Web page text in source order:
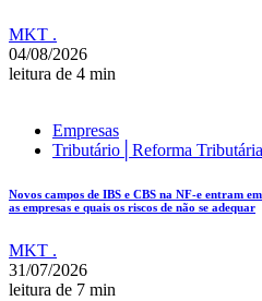
MKT .
04/08/2026
leitura de 4 min
Empresas
Tributário│Reforma Tributária
Novos campos de IBS e CBS na NF-e entram
as empresas e quais os riscos de não se adequar
MKT .
31/07/2026
leitura de 7 min